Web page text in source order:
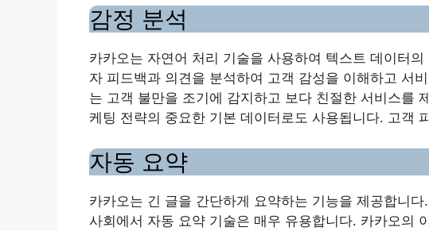
감정 분석
카카오는 자연어 처리 기술을 사용하여 텍스트 데이터
자 피드백과 의견을 분석하여 고객 감성을 이해하고 서
는 고객 불만을 조기에 감지하고 보다 친절한 서비스를
케팅 전략의 중요한 기본 데이터로도 사용됩니다. 고객
자동 요약
카카오는 긴 글을 간단하게 요약하는 기능을 제공합니
사회에서 자동 요약 기술은 매우 유용합니다. 카카오의